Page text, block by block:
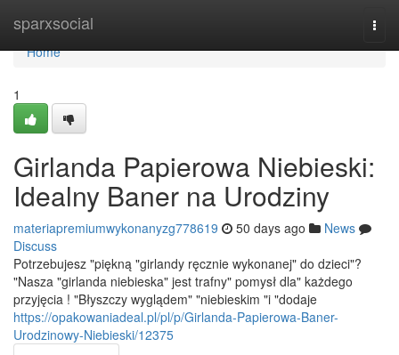
sparxsocial
Home
Home
1
Girlanda Papierowa Niebieski:
Idealny Baner na Urodziny
materiapremiumwykonanyzg778619 50 days ago
News
Discuss
Potrzebujesz "piękną "girlandy ręcznie wykonanej" do dzieci"?
"Nasza "girlanda niebieska" jest trafny" pomysł dla" każdego
przyjęcia ! "Błyszczy wyglądem" "niebieskim "i "dodaje
https://opakowaniadeal.pl/pl/p/Girlanda-Papierowa-Baner-
Urodzinowy-Niebieski/12375